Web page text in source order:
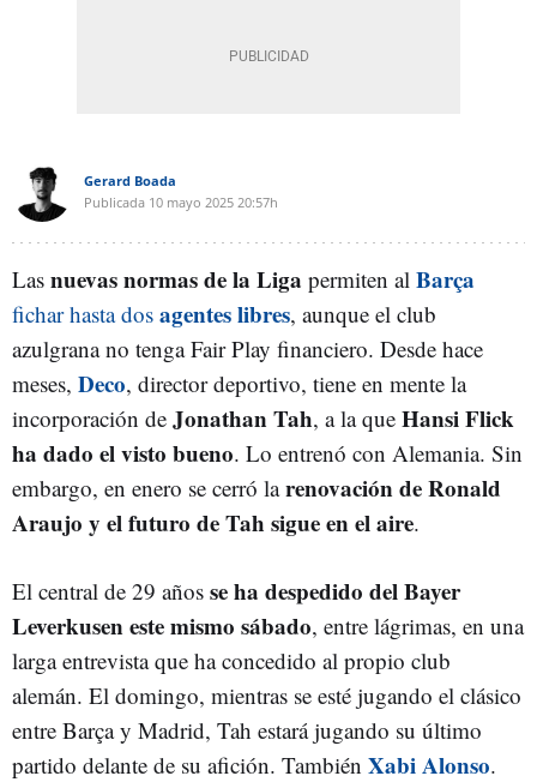
Gerard Boada
Publicada 10 mayo 2025 20:57h
Las nuevas normas de la Liga permiten al Barça
fichar hasta dos agentes libres, aunque el club
azulgrana no tenga Fair Play financiero. Desde hace
meses, Deco, director deportivo, tiene en mente la
incorporación de Jonathan Tah, a la que Hansi Flick
ha dado el visto bueno. Lo entrenó con Alemania. Sin
embargo, en enero se cerró larenovación de Ronald
Araujo y el futuro de Tah sigue en el aire.
El central de 29 años se ha despedido del Bayer
Leverkusen este mismo sábado, entre lágrimas, en una
larga entrevista que ha concedido al propio club
alemán. El domingo, mientras se esté jugando el clásico
entre Barça y Madrid, Tah estará jugando su último
partido delante de su afición. También Xabi Alonso.